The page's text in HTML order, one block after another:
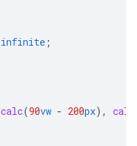
infinite ;
calc(90vw - 200px), calc